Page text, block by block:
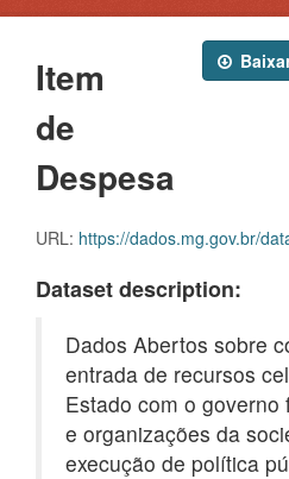
Item
de
Despesa
URL: https://dados.mg.gov.br/dataset/12253b1a-1171-4453-90f8-f84517cf147b/
Dataset description:
Dados Abertos sobre
entrada de recursos
Estado com o
e organizações da
execução de política